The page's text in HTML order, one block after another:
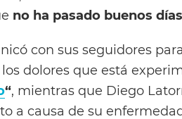
no ha pasado buenos
con sus seguidores
dolores que está
“, mientras que Diego
a causa de su